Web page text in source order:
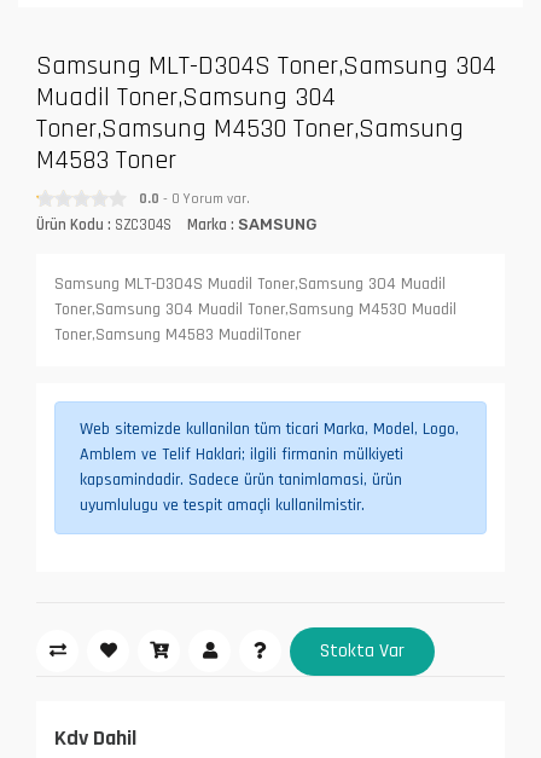
Samsung MLT-D304S Toner,Samsung 304
Muadil Toner,Samsung 304
Toner,Samsung M4530 Toner,Samsung
M4583 Toner
0.0 - 0 Yorum var.
Ürün Kodu : SZC304S Marka : SAMSUNG
Samsung MLT-D304S Muadil Toner,Samsung 304 Muadil
Toner,Samsung 304 Muadil Toner,Samsung M4530 Muadil
Toner,Samsung M4583 MuadilToner
Web sitemizde kullanilan tüm ticari Marka, Model, Logo,
Amblem ve Telif Haklari; ilgili firmanin mülkiyeti
kapsamindadir. Sadece ürün tanimlamasi, ürün
uyumlulugu ve tespit amaçli kullanilmistir.
Stokta Var
Kdv Dahil